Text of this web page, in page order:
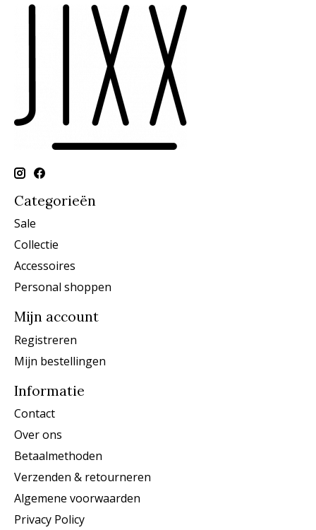
Categorieën
Sale
Collectie
Accessoires
Personal shoppen
Mijn account
Registreren
Mijn bestellingen
Informatie
Contact
Over ons
Betaalmethoden
Verzenden & retourneren
Algemene voorwaarden
Privacy Policy